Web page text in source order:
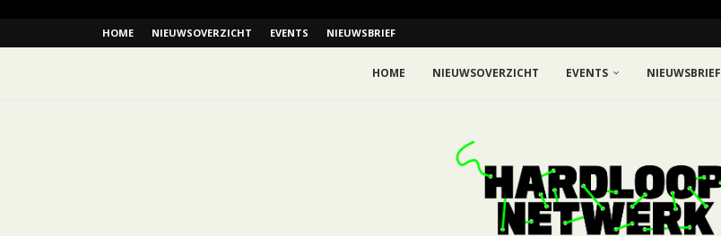
HOME NIEUWSOVERZICHT EVENTS NIEUWSBRIEF
HOME NIEUWSOVERZICHT EVENTS NIEUWSBRIEF